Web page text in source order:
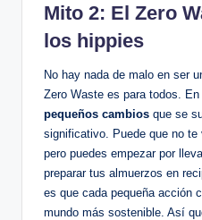
Mito 2: El Zero
los hippies
No hay nada de malo en ser
Zero Waste es para todos.
pequeños cambios que se
significativo. Puede que no te
pero puedes empezar por
preparar tus almuerzos en
es que cada pequeña acción
mundo más sostenible. Así